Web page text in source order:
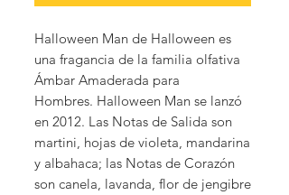
Halloween Man de Halloween es
una fragancia de la familia olfativa
Ámbar Amaderada para
Hombres. Halloween Man se lanzó
en 2012. Las Notas de Salida son
martini, hojas de violeta, mandarina
y albahaca; las Notas de Corazón
son canela, lavanda, flor de jengibre